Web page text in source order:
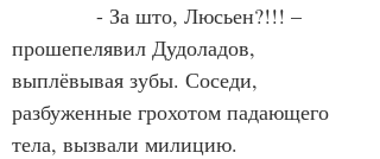
- За што, Люсьен?!!! –
прошепелявил Дудоладов,
выплёвывая зубы. Соседи,
разбуженные грохотом падающего
тела, вызвали милицию.